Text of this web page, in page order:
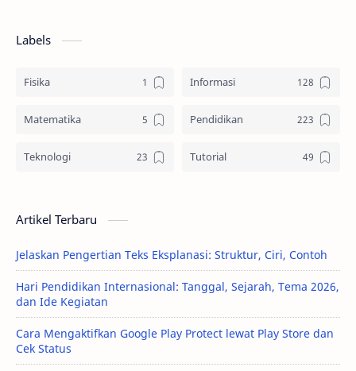
Labels
Fisika Informasi
Matematika Pendidikan
Teknologi Tutorial
Artikel Terbaru
Jelaskan Pengertian Teks Eksplanasi: Struktur, Ciri, Contoh
Hari Pendidikan Internasional: Tanggal, Sejarah, Tema 2026,
dan Ide Kegiatan
Cara Mengaktifkan Google Play Protect lewat Play Store dan
Cek Status